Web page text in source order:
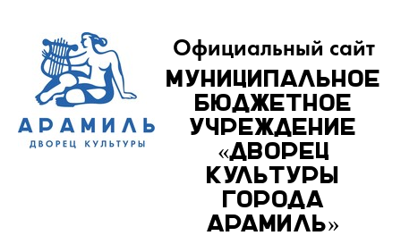
Официальный сайт
Муниципальное
бюджетное
учреждение
«Дворец
культуры
города
Арамиль»